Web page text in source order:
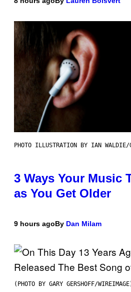
PHOTO ILLUSTRATION BY IAN WALDIE/
3 Ways Your Music
as You Get Older
9 hours agoBy Dan Milam
(PHOTO BY GARY GERSHOFF/